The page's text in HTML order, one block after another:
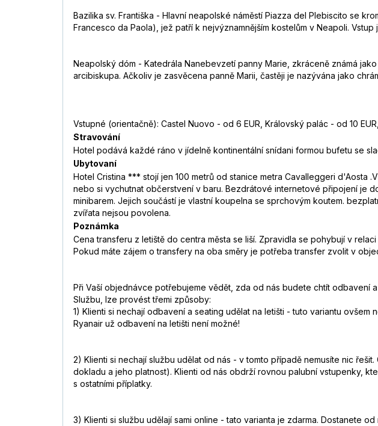
Bazilika sv. Františka - Hlavní neapolské náměstí Piazza del Plebiscito se
Francesco da Paola), jež patří k nejvýznamnějším kostelům v Neapoli. Vstup
Neapolský dóm - Katedrála Nanebevzetí panny Marie, zkráceně známá
arcibiskupa. Ačkoliv je zasvěcena panně Marii, častěji je nazývána jako
Vstupné (orientačně): Castel Nuovo - od 6 EUR, Královský palác - od 10
Stravování
Hotel podává každé ráno v jídelně kontinentální snídani formou bufetu se
Ubytovaní
Hotel Cristina *** stojí jen 100 metrů od stanice metra Cavalleggeri d'Aosta
nebo si vychutnat občerstvení v baru. Bezdrátové internetové připojení je
minibarem. Jejich součástí je vlastní koupelna se sprchovým koutem.
zvířata nejsou povolena.
Poznámka
Cena transferu z letiště do centra města se liší. Zpravidla se pohybují v
Pokud máte zájem o transfery na oba směry je potřeba transfer zvolit v
Při Vaší objednávce potřebujeme vědět, zda od nás budete chtít odbavení
Službu, lze provést třemi způsoby:
1) Klienti si nechají odbavení a seating udělat na letišti - tuto variantu
Ryanair už odbavení na letišti není možné!
2) Klienti si nechají službu udělat od nás - v tomto případě nemusíte nic
dokladu a jeho platnost). Klienti od nás obdrží rovnou palubní vstupenky,
s ostatními příplatky.
3) Klienti si službu udělají sami online - tato varianta je zdarma. Dostanete